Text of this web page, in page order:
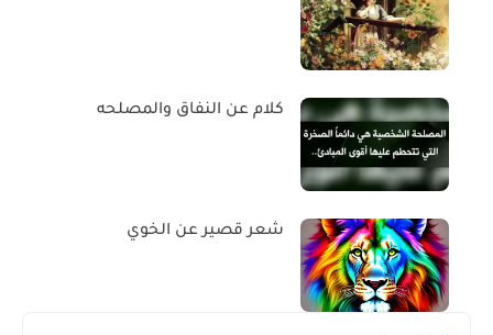
كلام عن النفاق والمصلحه
شعر قصير عن الخوي